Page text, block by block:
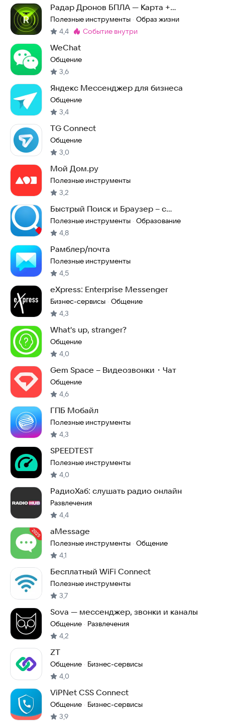
Радар Дронов БПЛА — Карта +
Оповещения
Полезные инструменты · Образ жизни
4,4 Метка:
событие внутри
WeChat
Общение
3,6
Яндекс Мессенджер для бизнеса
Общение
3,4
TG Connect
Общение
3,0
Мой Дом.ру
Полезные инструменты
3,2
Быстрый Поиск и Браузер – с
бесплатным ИИ
Полезные инструменты · Образование
4,8
Рамблер/почта
Полезные инструменты
4,5
eXpress: Enterprise Messenger
Бизнес-сервисы · Общение
4,3
What's up, stranger?
Общение
4,0
Gem Space – Видеозвонки・Чат
Общение
4,6
ГПБ Мобайл
Полезные инструменты
4,3
SPEEDTEST
Полезные инструменты
4,0
РадиоХаб: слушать радио онлайн
Развлечения
4,4
aMessage
Полезные инструменты · Общение
4,1
Бесплатный WiFi Connect
Полезные инструменты
3,7
Sova — мессенджер, звонки и каналы
Общение · Развлечения
4,2
ZT
Общение · Бизнес-сервисы
4,0
ViPNet CSS Connect
Общение · Бизнес-сервисы
3,9